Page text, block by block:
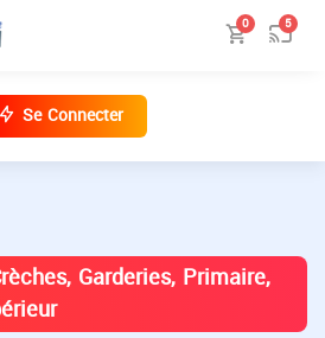
0 5
Se Connecter
Garderies, Primaire,